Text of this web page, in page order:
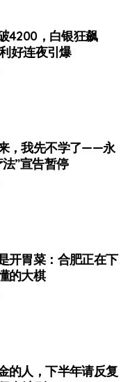
4200，白银狂飙
好连夜引爆
，我先不学了——永
”宣告暂停
开胃菜：合肥正在下
的大棋
的人，下半年请反复